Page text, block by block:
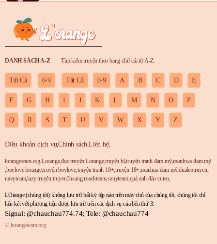
DANH SÁCH A-Z Tìm kiếm truyện theo bảng chữ cái từ A-Z.
Tất Cả 0-9 Tất Cả 0-9 A B C D E
F G H I J K L M N O P
Q R S T U V W X Y Z
Điều khoản dịch vụ;Chính sách;Liên hệ;
lorangeteam.org,Lorange,đọc truyện Lorange,truyện bl,truyện tranh đam mỹ,manhwa đam mỹ
,boylove lorange,truyện boylove,truyện tranh 18+,truyện 18+,manhua đam mỹ,dualeotruyen,
navyteam,lazy truyện,truyen3hsang,roadsteam,sanyteam,quả anh đào cuteo,
LOrange (chúng tôi) không lưu trữ bất kỳ tệp nào trên máy chủ của chúng tôi, chúng tôi chỉ
liên kết với phương tiện được lưu trữ trên các dịch vụ của bên thứ 3.
Signal: @chauchau774.74; Tele: @chauchau774
© lorangeteam.org